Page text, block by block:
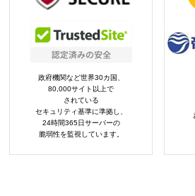
政府機関など世界30カ国、
80,000サイト以上で
されている
セキュリティ基準に準拠し、
24時間365日サーバーの
脆弱性を監視しています。